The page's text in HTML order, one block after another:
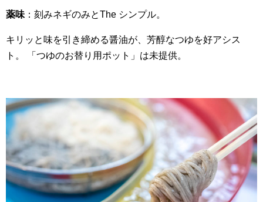
薬味 ：刻みネギのみとThe シンプル。
キリッと味を引き締める醤油が、芳醇なつゆを好アシス
ト。 「つゆのお替り用ポット」は未提供。